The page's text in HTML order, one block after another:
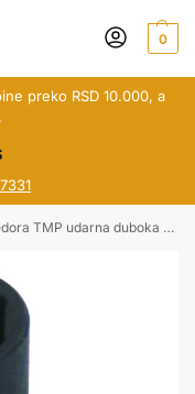
0
preko RSD 10.000, a
TMP udarna duboka 1/2″ x 13 mm 330603